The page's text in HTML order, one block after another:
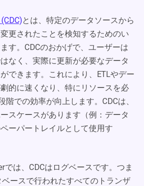
とは、特定のデータソースから
更されたことを検知するためのい
す。CDCのおかげで、ユーザーは
なく、実際に更新が必要なデータ
できます。これにより、ETLやデー
的に速くなり、特にリソースを必
階での効率が向上します。CDCは、
スケースがあります（例：データ
ーパートレイルとして使用す
では、CDCはログベースです。つま
ベースで行われたすべてのトランザ